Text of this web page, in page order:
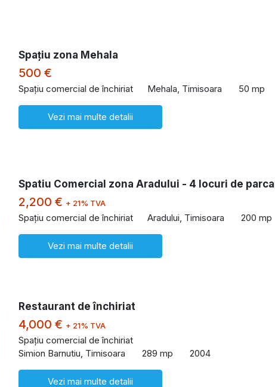
Spațiu zona Mehala
500 €
Spațiu comercial de închiriat Mehala, Timisoara 50 mp
Vezi mai multe detalii
Spatiu Comercial zona Aradului - 4 locuri de
2,200 € + 21% TVA
Spațiu comercial de închiriat Aradului, Timisoara 200 mp
Vezi mai multe detalii
Restaurant de închiriat
4,000 € + 21% TVA
Spațiu comercial de închiriat
Simion Barnutiu, Timisoara
289 mp 2004
Vezi mai multe detalii